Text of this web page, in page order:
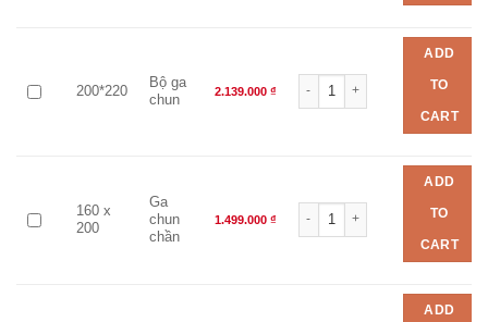
200*220
Bộ ga
chun
2.139.000 ₫
Bộ chăn ga EVERON EPM
ADD
TO
CART
160 x
200
Ga
chun
chần
1.499.000 ₫
Bộ chăn ga EVERON EPM
ADD
TO
CART
ADD